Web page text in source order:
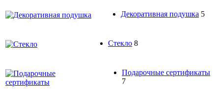
Декоративная подушка 5
Стекло 8
Подарочные сертификаты
7